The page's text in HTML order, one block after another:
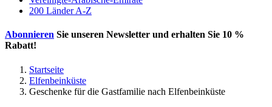
200 Länder A-Z
Abonnieren Sie unseren Newsletter und erhalten Sie 10 %
Rabatt!
Startseite
Elfenbeinküste
Geschenke für die Gastfamilie nach Elfenbeinküste